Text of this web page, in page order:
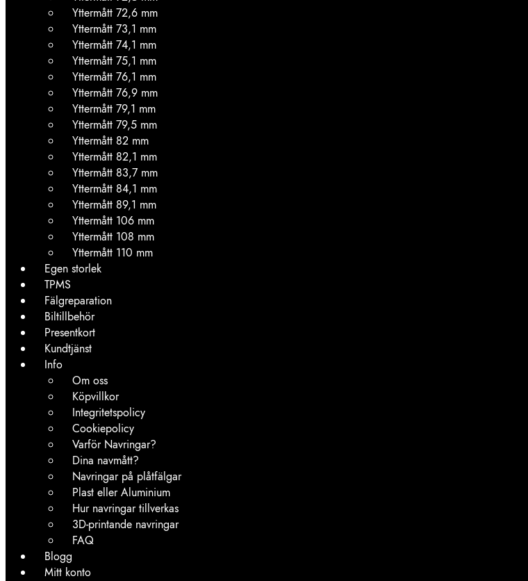
Yttermått 72,6 mm
Yttermått 73,1 mm
Yttermått 74,1 mm
Yttermått 75,1 mm
Yttermått 76,1 mm
Yttermått 76,9 mm
Yttermått 79,1 mm
Yttermått 79,5 mm
Yttermått 82 mm
Yttermått 82,1 mm
Yttermått 83,7 mm
Yttermått 84,1 mm
Yttermått 89,1 mm
Yttermått 106 mm
Yttermått 108 mm
Yttermått 110 mm
Egen storlek
TPMS
Fälgreparation
Biltillbehör
Presentkort
Kundtjänst
Info
Om oss
Köpvillkor
Integritetspolicy
Cookiepolicy
Varför Navringar?
Dina navmått?
Navringar på plåtfälgar
Plast eller Aluminium
Hur navringar tillverkas
3D-printande navringar
FAQ
Blogg
Mitt konto